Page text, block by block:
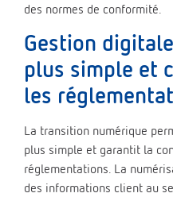
des normes de conformité.
Gestion
plus simple et
les
La transition numérique
plus simple et garantit la
réglementations. La
des informations client au